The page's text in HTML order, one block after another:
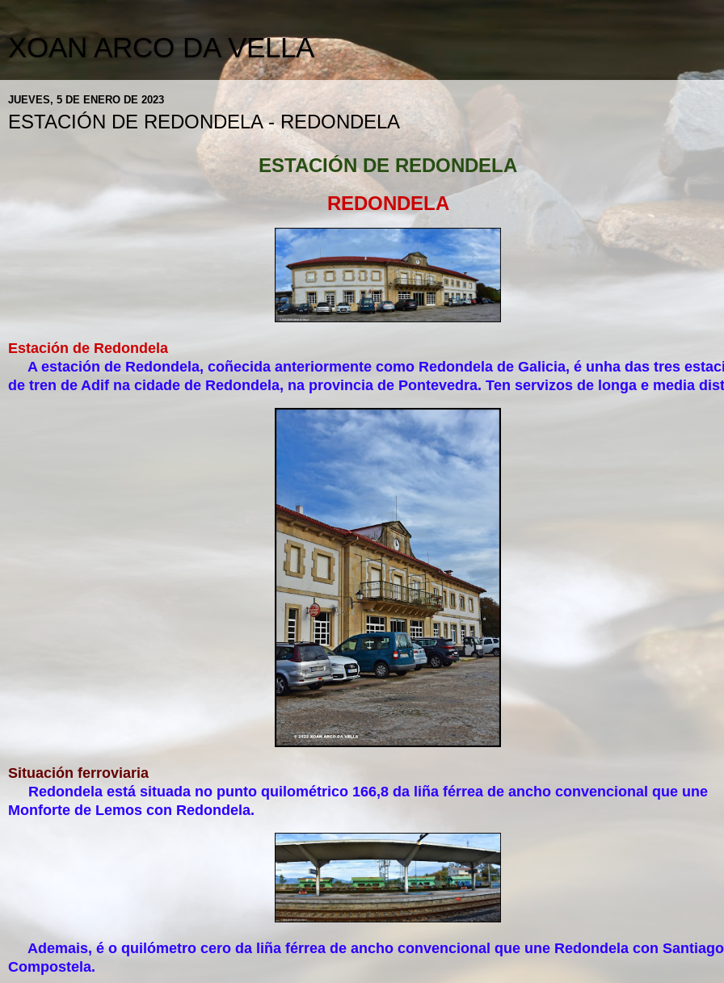
XOAN ARCO DA VELLA
JUEVES, 5 DE ENERO DE 2023
ESTACIÓN DE REDONDELA - REDONDELA
ESTACIÓN DE REDONDELA
REDONDELA
Estación de Redondela
A estación de Redondela, coñecida anteriormente como Redondela de Galicia, é unha das tres
de tren de Adif na cidade de Redondela, na provincia de Pontevedra. Ten servizos de longa e media
Situación ferroviaria
Redondela está situada no punto quilométrico 166,8 da liña férrea de ancho convencional que une
Monforte de Lemos con Redondela.
Ademais, é o quilómetro cero da liña férrea de ancho convencional que une Redondela con
Compostela.